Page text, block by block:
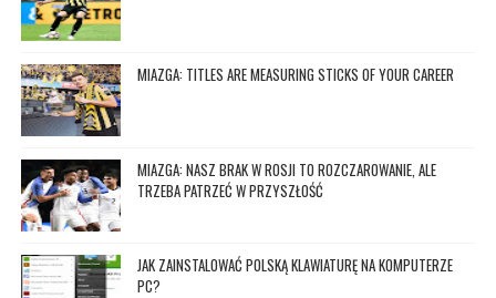
MIAZGA: TITLES ARE MEASURING STICKS OF YOUR CAREER
MIAZGA: NASZ BRAK W ROSJI TO ROZCZAROWANIE, ALE
TRZEBA PATRZEĆ W PRZYSZŁOŚĆ
JAK ZAINSTALOWAĆ POLSKĄ KLAWIATURĘ NA KOMPUTERZE
PC?